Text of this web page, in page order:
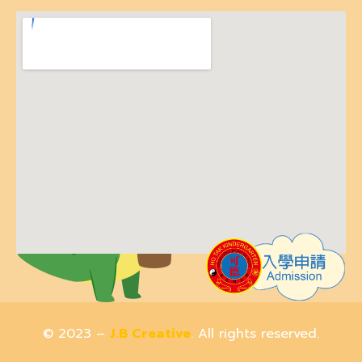
© 2023 – J.B Creative. All rights reserved.